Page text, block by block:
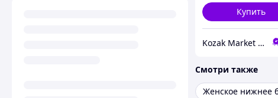
Купить
Kozak Market - Магазин техники и аксессуаров
Смотри также
Женское нижнее